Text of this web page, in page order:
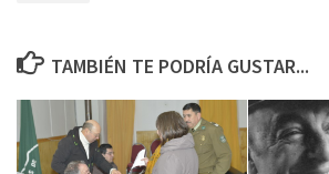
TAMBIÉN TE PODRÍA GUSTAR...